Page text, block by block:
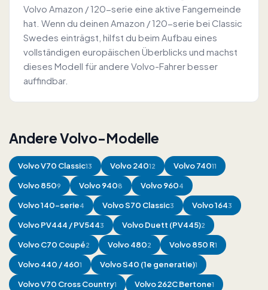
Volvo Amazon / 120-serie eine aktive Fangemeinde
hat. Wenn du deinen Amazon / 120-serie bei Classic
Swedes einträgst, hilfst du beim Aufbau eines
vollständigen europäischen Überblicks und machst
dieses Modell für andere Volvo-Fahrer besser
auffindbar.
Andere Volvo-Modelle
VolvoV70 Classic13 Volvo24012 Volvo74011
Volvo8509 Volvo9408 Volvo9604
Volvo140-serie4 VolvoS70 Classic3 Volvo1643
VolvoPV444 / PV5443 VolvoDuett (PV445)2
VolvoC70 Coupé2 Volvo4802 Volvo850 R1
Volvo440 / 4601 VolvoS40 (1e generatie)1
VolvoV70 Cross Country1 Volvo262C Bertone1